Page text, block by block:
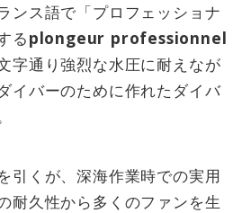
ンス語で「プロフェッショナ
るplongeur professionnel
字通り強烈な水圧に耐えなが
イバーのために作れたダイバ
引くが、深海作業時での実用
耐久性から多くのファンを生